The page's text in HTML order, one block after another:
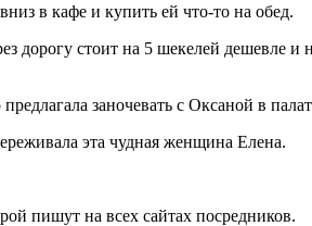
в кафе и купить ей что-то на обед.
дорогу стоит на 5 шекелей дешевле и
заночевать с Оксаной в
эта чудная женщина Елена.
пишут на всех сайтах посредников.